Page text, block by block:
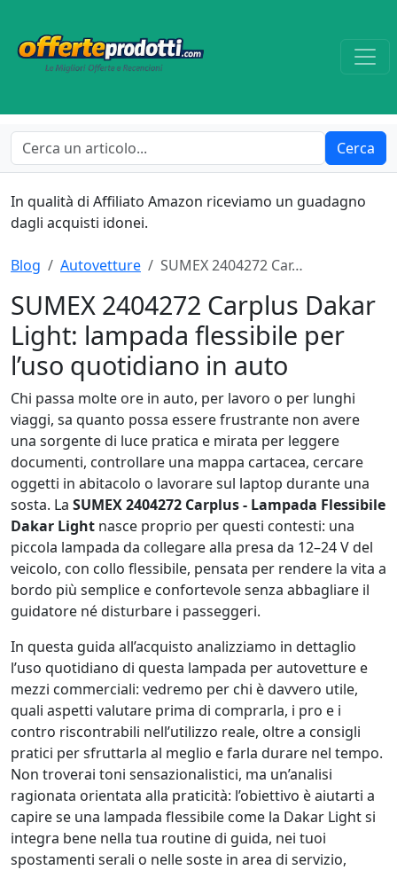
Cerca
In qualità di Affiliato Amazon riceviamo un guadagno
dagli acquisti idonei.
Blog Autovetture SUMEX 2404272 Car…
SUMEX 2404272 Carplus Dakar
Light: lampada flessibile per
l’uso quotidiano in auto
Chi passa molte ore in auto, per lavoro o per lunghi
viaggi, sa quanto possa essere frustrante non avere
una sorgente di luce pratica e mirata per leggere
documenti, controllare una mappa cartacea, cercare
oggetti in abitacolo o lavorare sul laptop durante una
sosta. La SUMEX 2404272 Carplus - Lampada Flessibile
Dakar Light nasce proprio per questi contesti: una
piccola lampada da collegare alla presa da 12–24 V del
veicolo, con collo flessibile, pensata per rendere la vita a
bordo più semplice e confortevole senza abbagliare il
guidatore né disturbare i passeggeri.
In questa guida all’acquisto analizziamo in dettaglio
l’uso quotidiano di questa lampada per autovetture e
mezzi commerciali: vedremo per chi è davvero utile,
quali aspetti valutare prima di comprarla, i pro e i
contro riscontrabili nell’utilizzo reale, oltre a consigli
pratici per sfruttarla al meglio e farla durare nel tempo.
Non troverai toni sensazionalistici, ma un’analisi
ragionata orientata alla praticità: l’obiettivo è aiutarti a
capire se una lampada flessibile come la Dakar Light si
integra bene nella tua routine di guida, nei tuoi
spostamenti serali o nelle soste in area di servizio,